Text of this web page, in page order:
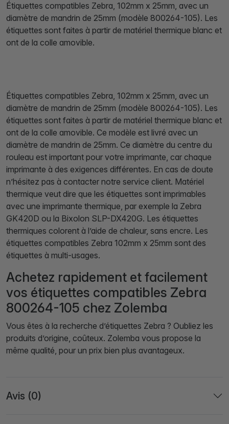
Étiquettes compatibles Zebra, 102mm x 25mm, avec un
diamètre de mandrin de 25mm (modèle 800264-105). Les
étiquettes sont faites à partir de matériel thermique blanc et
ont de la colle amovible.
Étiquettes compatibles Zebra, 102mm x 25mm, avec un
diamètre de mandrin de 25mm (modèle 800264-105). Les
étiquettes sont faites à partir de matériel thermique blanc et
ont de la colle amovible. Ce modèle est livré avec un
diamètre de mandrin de 25mm. Ce diamètre du centre du
rouleau est important pour votre imprimante, car chaque
imprimante à des exigences différentes. En cas de doute
n’hésitez pas à contacter notre service client. Matériel
thermique veut dire que les étiquettes sont imprimables
avec une imprimante thermique, par exemple la Zebra
GK420D ou la Bixolon SLP-DX420G. Les étiquettes
thermiques colorent à l’aide de chaleur, sans encre. Les
étiquettes compatibles Zebra 102mm x 25mm sont des
étiquettes à multi-usages.
Achetez rapidement et facilement
vos étiquettes compatibles Zebra
800264-105 chez Zolemba
Vous êtes à la recherche d’étiquettes Zebra ? Oubliez les
produits d’origine, coûteux. Zolemba vous propose la
même qualité, pour un prix bien plus avantageux.
Avis (0)